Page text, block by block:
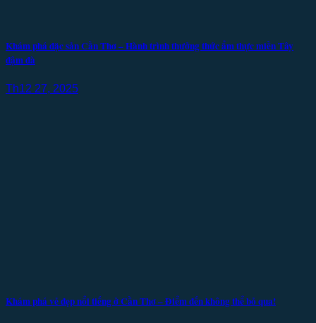
Khám phá đặc sản Cần Thơ – Hành trình thưởng thức ẩm thực miền Tây
đậm đà
Th12 27, 2025
Khám phá vẻ đẹp nổi tiếng ở Cần Thơ – Điểm đến không thể bỏ qua!